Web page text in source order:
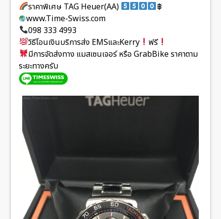
ราคาพิเศษ TAG Heuer(AA)
฿
www.Time-Swiss.com
098 333 4993
วิธีโอนเงินบริการส่ง EMSและKerry
ฟรี
มีการจัดส่งทาง แมสเซนเจอร์ หรือ GrabBike ราคาตาม
ระยะทางครับ